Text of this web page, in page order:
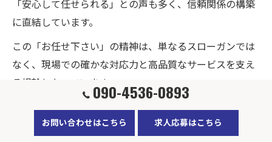
「安心して任せられる」との声も多く、信頼関係の構築
に直結しています。
この「お任せ下さい」の精神は、単なるスローガンでは
なく、現場での確かな対応力と高品質なサービスを支え
る根幹となっています。
中距離運送でも選ばれる柔軟な配送力
090-4536-0893
お問い合わせはこちら 求人応募はこちら